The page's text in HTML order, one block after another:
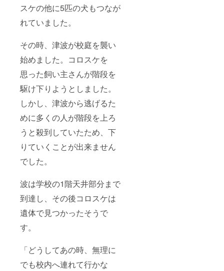
スケの他に5匹の犬もつなが
れていました。
その時、津波が校庭を襲い
始めました。コロスケを
思った飼い主さんが階段を
駆け下りようとしました。
しかし、津波から逃げるた
めに多くの人が階段を上ろ
うと殺到していたため、下
りていくことが出来ません
でした。
波は学校の1階天井部分まで
到達し、その後コロスケは
遺体で見つかったそうで
す。
「どうしてあの時、無理に
でも校内へ連れて行かな